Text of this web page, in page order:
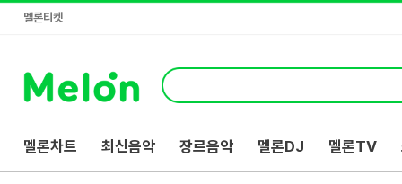
멜론티켓
멜론차트 최신음악 장르음악 멜론DJ 멜론TV